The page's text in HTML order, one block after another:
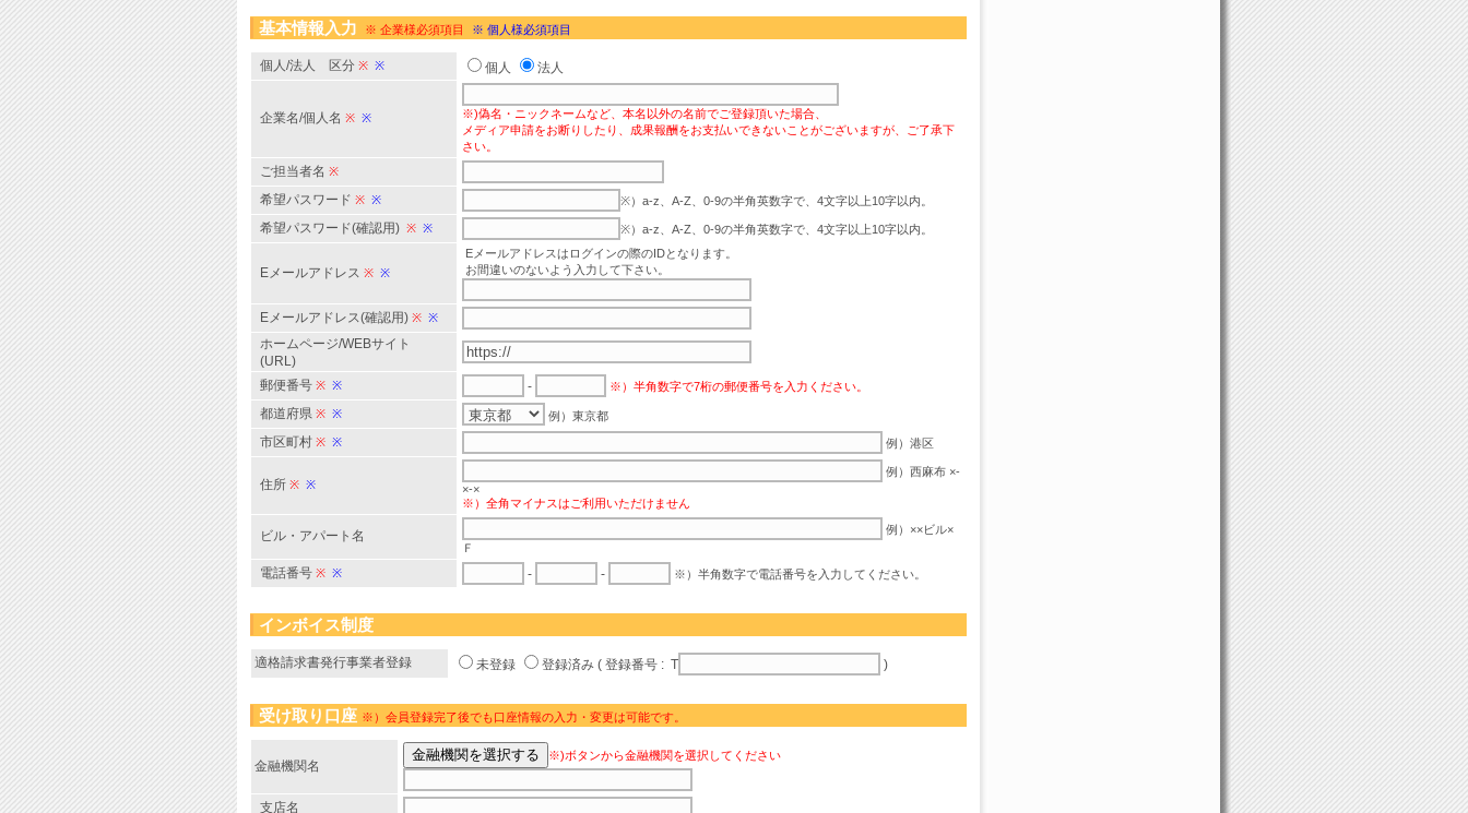
基本情報入力 ※ 企業様必須項目 ※ 個人様必須項目
個人/法人 区分 ※ ※ 個人 法人
企業名/個人名 ※ ※
※)偽名・ニックネームなど、本名以外の名前でご登録頂いた場合、
メディア申請をお断りしたり、成果報酬をお支払いできないことがございますが、ご了承下
さい。
ご担当者名 ※
希望パスワード ※ ※ ※）a-z、A-Z、0-9の半角英数字で、4文字以上10字以内。
希望パスワード(確認用) ※ ※ ※）a-z、A-Z、0-9の半角英数字で、4文字以上10字以内。
Eメールアドレス ※ ※
Eメールアドレスはログインの際のIDとなります。
お間違いのないよう入力して下さい。
Eメールアドレス(確認用) ※ ※
ホームページ/WEBサイト
(URL)
郵便番号 ※ ※ - ※）半角数字で7桁の郵便番号を入力ください。
都道府県 ※ ※ 例）東京都
市区町村 ※ ※ 例）港区
住所 ※ ※
例）西麻布 ×-
×-×
※）全角マイナスはご利用いただけません
ビル・アパート名
例）××ビル×
Ｆ
電話番号 ※ ※ - - ※）半角数字で電話番号を入力してください。
インボイス制度
適格請求書発行事業者登録 未登録 登録済み ( 登録番号 : T )
受け取り口座 ※）会員登録完了後でも口座情報の入力・変更は可能です。
金融機関名
※)ボタンから金融機関を選択してください
支店名